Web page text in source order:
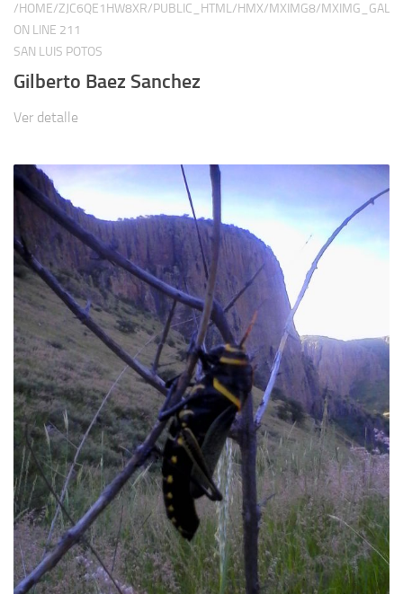
/HOME/ZJC6QE1HW8XR/PUBLIC_HTML/HMX/MXIMG8/
ON LINE 211
SAN LUIS POTOS
Gilberto Baez Sanchez
Ver detalle